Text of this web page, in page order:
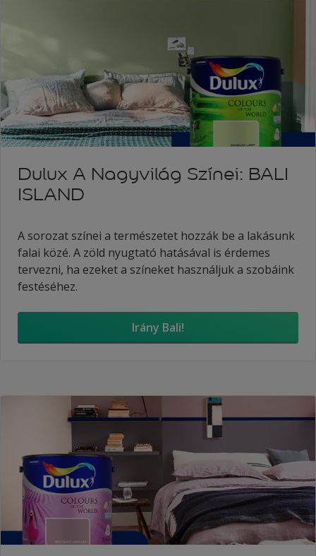
Dulux A Nagyvilág Színei: BALI
ISLAND
A sorozat színei a természetet hozzák be a lakásunk
falai közé. A zöld nyugtató hatásával is érdemes
tervezni, ha ezeket a színeket használjuk a szobáink
festéséhez.
Irány Bali!